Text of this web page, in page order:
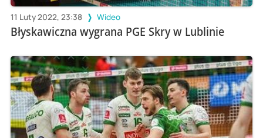
11 Luty 2022, 23:38 Wideo
Błyskawiczna wygrana PGE Skry w Lublinie